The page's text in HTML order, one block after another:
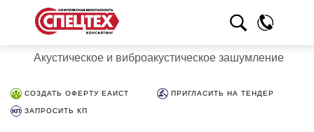
Акустическое и виброакустическое зашумление
СОЗДАТЬ ОФЕРТУ ЕАИСТ ПРИГЛАСИТЬ НА ТЕНДЕР
ЗАПРОСИТЬ КП